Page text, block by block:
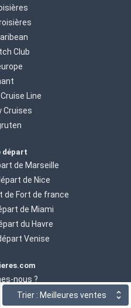
Trier : Meilleures ventes
Club
Line
Cruises
départ
de Marseille
de Nice
de Fort de france
de Miami
du Havre
Venise
nous ?